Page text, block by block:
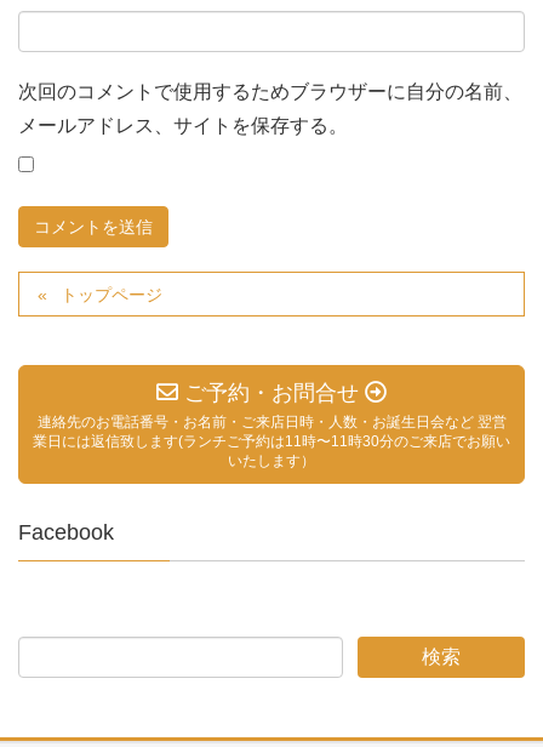
次回のコメントで使用するためブラウザーに自分の名前、
メールアドレス、サイトを保存する。
トップページ
ご予約・お問合せ
連絡先のお電話番号・お名前・ご来店日時・人数・お誕生日会など 翌営
業日には返信致します(ランチご予約は11時〜11時30分のご来店でお願い
いたします）
Facebook